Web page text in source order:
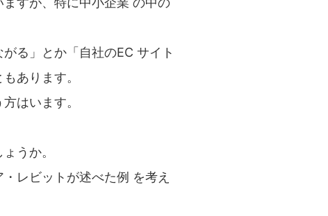
る」とか「自社のEC サイト
あります。
はいます。
うか。
レビットが述べた例 を考え